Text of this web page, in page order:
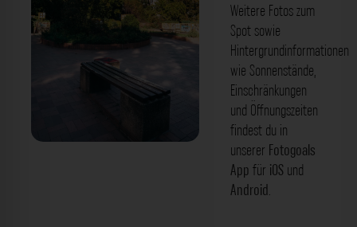
Weitere Fotos zum
Spot sowie
Hintergrundinformationen
wie Sonnenstände,
Einschränkungen
und Öffnungszeiten
findest du in
unserer Fotogoals
App für iOS und
Android.